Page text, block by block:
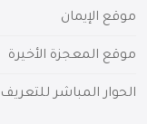
موقع الإيمان
موقع المعجزة الأخيرة
الحوار المباشر